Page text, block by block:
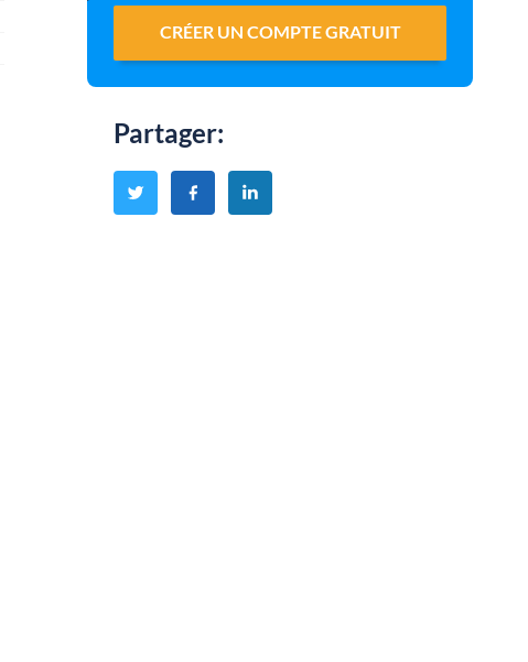
CRÉER UN COMPTE GRATUIT
Partager: